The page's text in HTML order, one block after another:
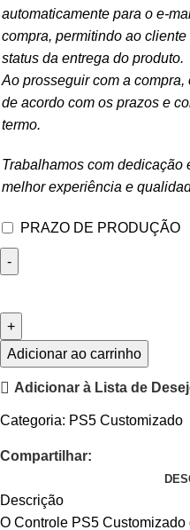
automaticamente para o e-
compra, permitindo ao
status da entrega do produto.
Ao prosseguir com a
de acordo com os prazos e
termo.
Trabalhamos com dedicação
melhor experiência e
PRAZO DE PRODUÇÃO
Adicionar ao carrinho
Adicionar à Lista de
Categoria: PS5 Customizado
Compartilhar:
Descrição
O Controle PS5 Customizado